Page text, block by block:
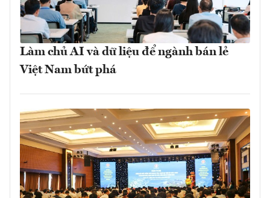
Làm chủ AI và dữ liệu để ngành bán lẻ
Việt Nam bứt phá